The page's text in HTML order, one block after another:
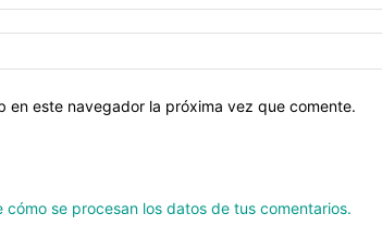
en este navegador la próxima vez que comente.
cómo se procesan los datos de tus comentarios.